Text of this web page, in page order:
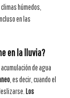
húmedos,
en las
en la lluvia?
de agua
, es decir, cuando el
Los